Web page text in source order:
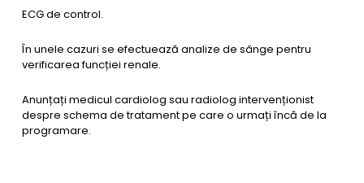
ECG de control.
În unele cazuri se efectuează analize de sânge pentru
verificarea funcției renale.
Anunțați medicul cardiolog sau radiolog intervenționist
despre schema de tratament pe care o urmați încă de la
programare.